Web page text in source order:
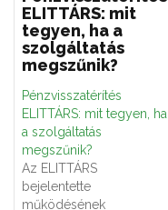
ELITTÁRS: mit
tegyen, ha a
szolgáltatás
megszűnik?
Pénzvisszatérítés
ELITTÁRS: mit tegyen, ha
a szolgáltatás
megszűnik?
Az ELITTÁRS
bejelentette
működésének